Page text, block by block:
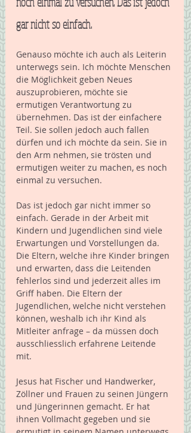
gar nicht so einfach.
Genauso möchte ich auch als Leiterin
unterwegs sein. Ich möchte Menschen
die Möglichkeit geben Neues
auszuprobieren, möchte sie
ermutigen Verantwortung zu
übernehmen. Das ist der einfachere
Teil. Sie sollen jedoch auch fallen
dürfen und ich möchte da sein. Sie in
den Arm nehmen, sie trösten und
ermutigen weiter zu machen, es noch
einmal zu versuchen.
Das ist jedoch gar nicht immer so
einfach. Gerade in der Arbeit mit
Kindern und Jugendlichen sind viele
Erwartungen und Vorstellungen da.
Die Eltern, welche ihre Kinder bringen
und erwarten, dass die Leitenden
fehlerlos sind und jederzeit alles im
Griff haben. Die Eltern der
Jugendlichen, welche nicht verstehen
können, weshalb ich ihr Kind als
Mitleiter anfrage – da müssen doch
ausschliesslich erfahrene Leitende
mit.
Jesus hat Fischer und Handwerker,
Zöllner und Frauen zu seinen Jüngern
und Jüngerinnen gemacht. Er hat
ihnen Vollmacht gegeben und sie